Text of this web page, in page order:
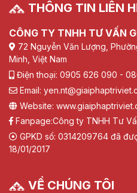
THÔNG TIN LIÊN
CÔNG TY TNHH TƯ VẤN
72 Nguyễn Văn Lượng,
Minh, Việt Nam
Điện thoại: 0905 626 090 -
Email:
Website:
Fanpage:Công ty TNHH Tư
GPKD số: 0314209764 đã
18/01/2017
VỀ CHÚNG TÔI